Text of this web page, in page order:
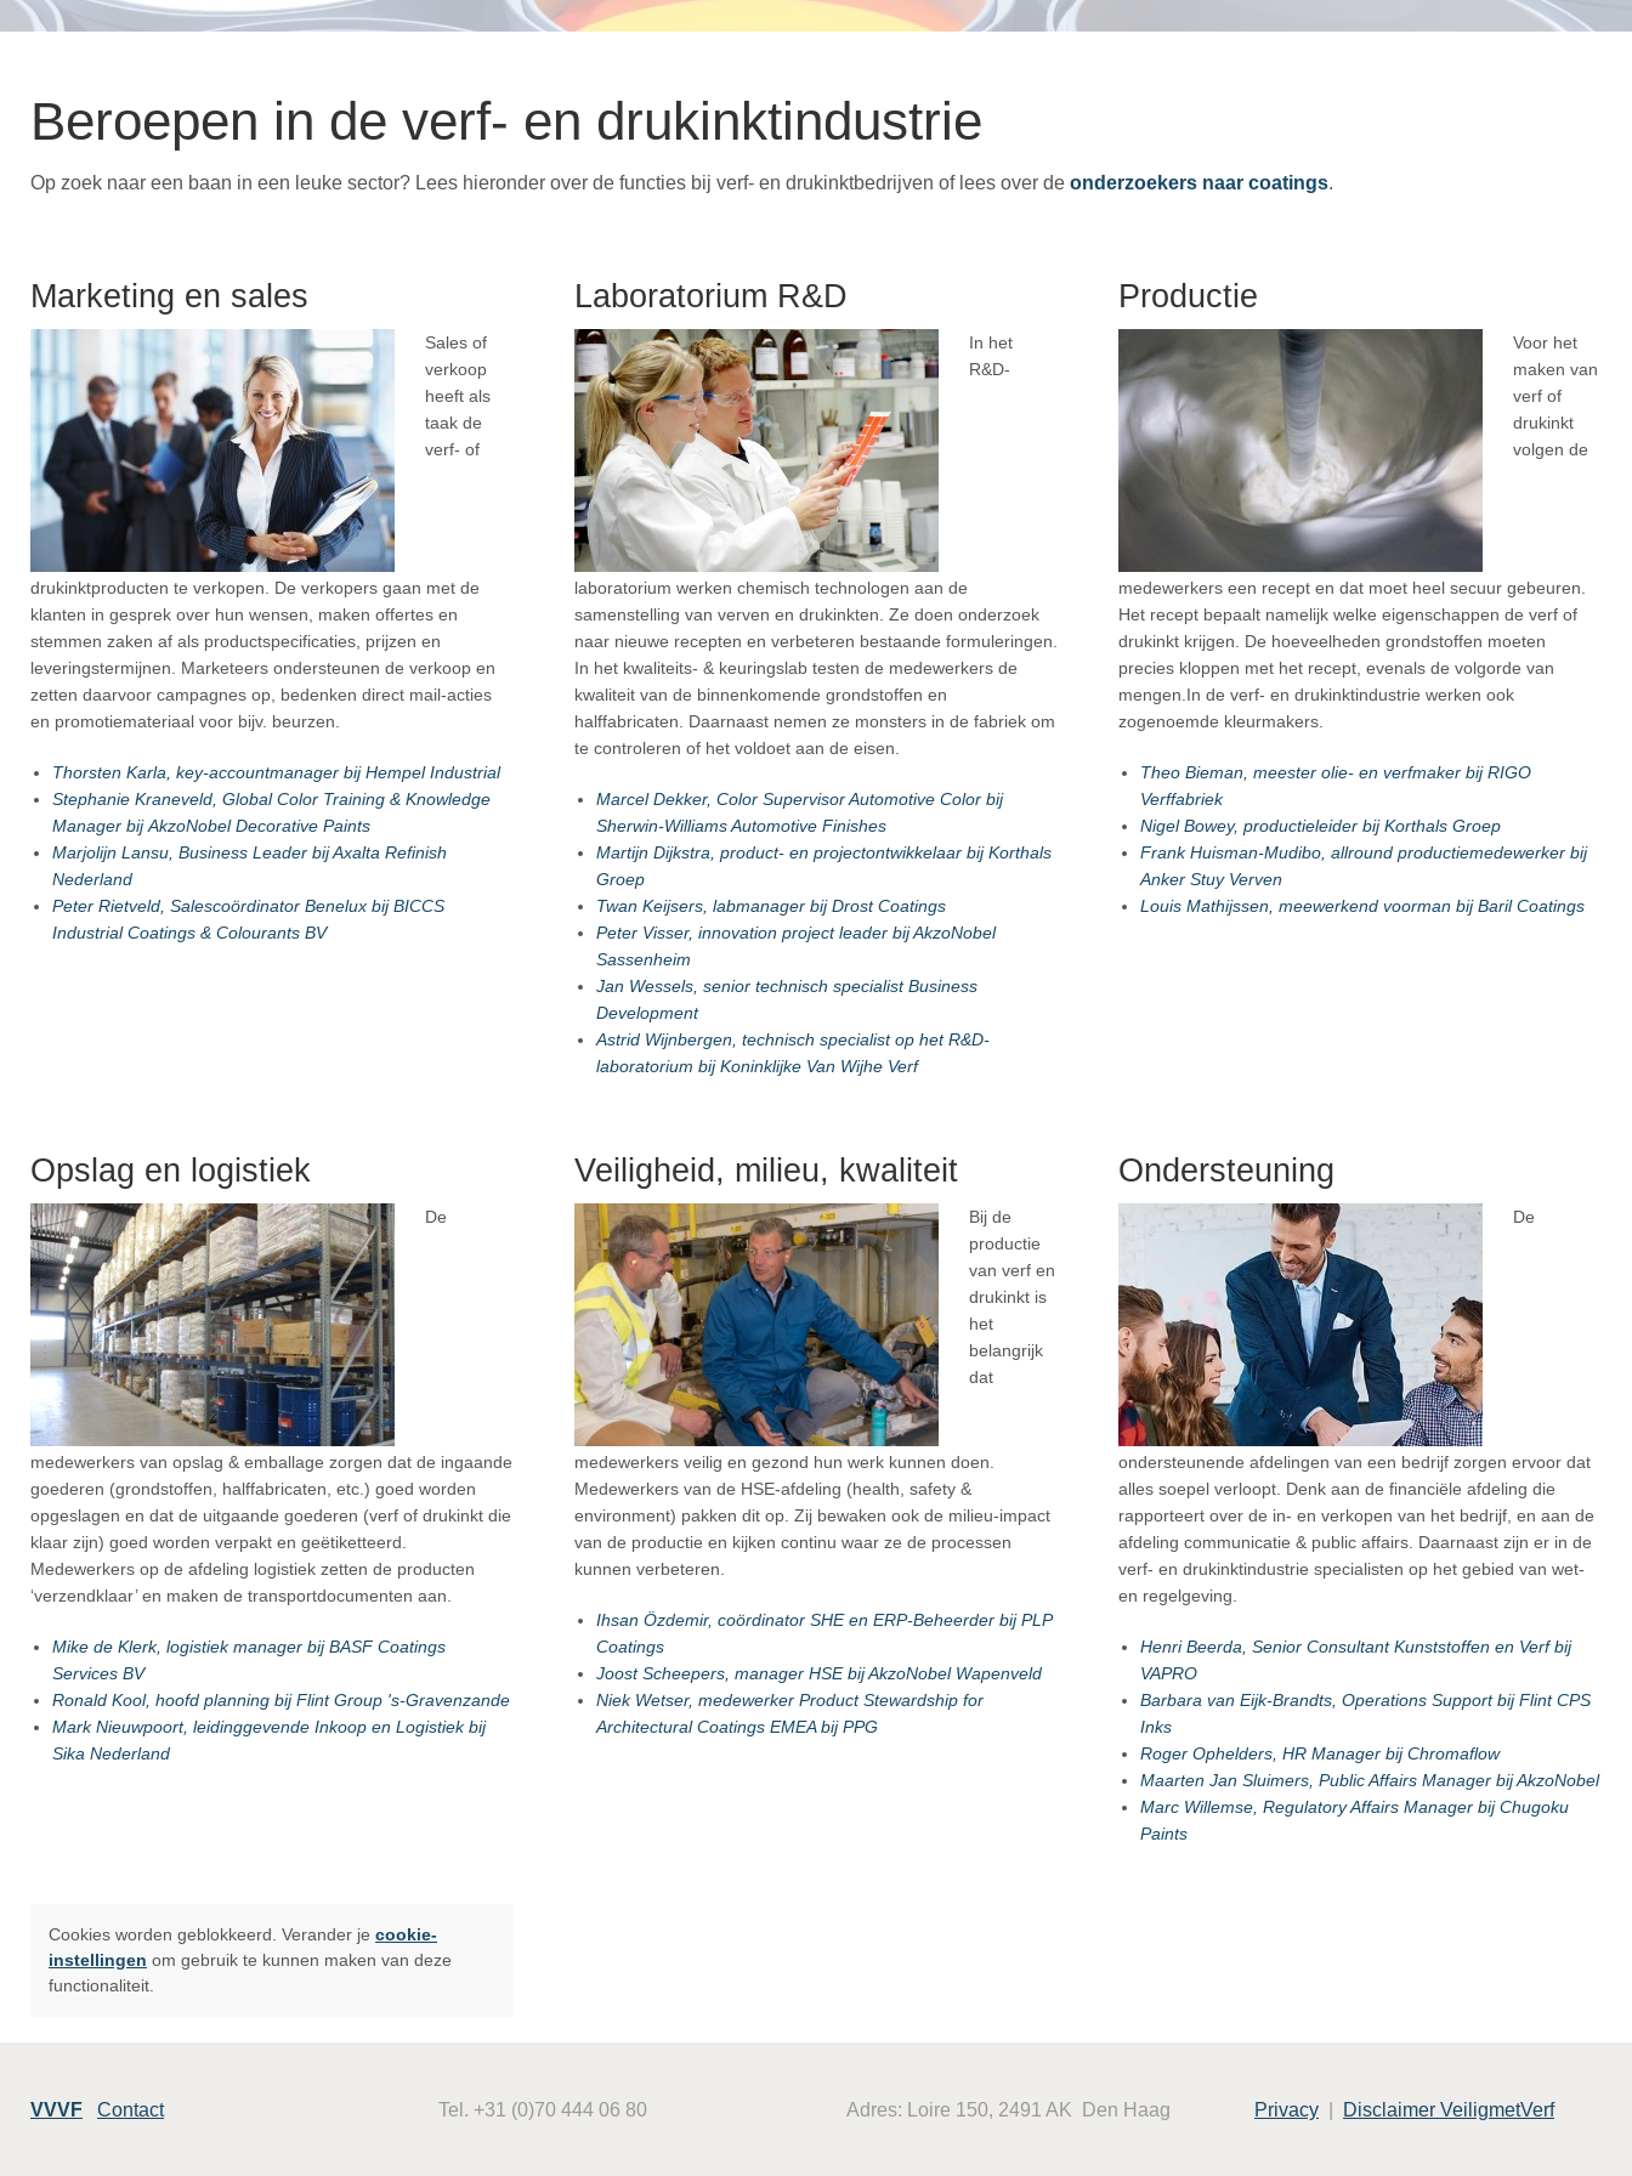
Beroepen in de verf- en drukinktindustrie
Op zoek naar een baan in een leuke sector? Lees hieronder over de functies bij verf- en drukinktbedrijven of lees over de onderzoekers naar coatings.
Marketing en sales
Sales of
verkoop
heeft als
taak de
verf- of
drukinktproducten te verkopen. De verkopers gaan met de
klanten in gesprek over hun wensen, maken offertes en
stemmen zaken af als productspecificaties, prijzen en
leveringstermijnen. Marketeers ondersteunen de verkoop en
zetten daarvoor campagnes op, bedenken direct mail-acties
en promotiemateriaal voor bijv. beurzen.
Thorsten Karla, key-accountmanager bij Hempel Industrial
Stephanie Kraneveld, Global Color Training & Knowledge
Manager bij AkzoNobel Decorative Paints
Marjolijn Lansu, Business Leader bij Axalta Refinish
Nederland
Peter Rietveld, Salescoördinator Benelux bij BICCS
Industrial Coatings & Colourants BV
Laboratorium R&D
In het
R&D-
laboratorium werken chemisch technologen aan de
samenstelling van verven en drukinkten. Ze doen onderzoek
naar nieuwe recepten en verbeteren bestaande formuleringen.
In het kwaliteits- & keuringslab testen de medewerkers de
kwaliteit van de binnenkomende grondstoffen en
halffabricaten. Daarnaast nemen ze monsters in de fabriek om
te controleren of het voldoet aan de eisen.
Marcel Dekker, Color Supervisor Automotive Color bij
Sherwin-Williams Automotive Finishes
Martijn Dijkstra, product- en projectontwikkelaar bij Korthals
Groep
Twan Keijsers, labmanager bij Drost Coatings
Peter Visser, innovation project leader bij AkzoNobel
Sassenheim
Jan Wessels, senior technisch specialist Business
Development
Astrid Wijnbergen, technisch specialist op het R&D-
laboratorium bij Koninklijke Van Wijhe Verf
Productie
Voor het
maken van
verf of
drukinkt
volgen de
medewerkers een recept en dat moet heel secuur gebeuren.
Het recept bepaalt namelijk welke eigenschappen de verf of
drukinkt krijgen. De hoeveelheden grondstoffen moeten
precies kloppen met het recept, evenals de volgorde van
mengen.In de verf- en drukinktindustrie werken ook
zogenoemde kleurmakers.
Theo Bieman, meester olie- en verfmaker bij RIGO
Verffabriek
Nigel Bowey, productieleider bij Korthals Groep
Frank Huisman-Mudibo, allround productiemedewerker bij
Anker Stuy Verven
Louis Mathijssen, meewerkend voorman bij Baril Coatings
Opslag en logistiek
De
medewerkers van opslag & emballage zorgen dat de ingaande
goederen (grondstoffen, halffabricaten, etc.) goed worden
opgeslagen en dat de uitgaande goederen (verf of drukinkt die
klaar zijn) goed worden verpakt en geëtiketteerd.
Medewerkers op de afdeling logistiek zetten de producten
‘verzendklaar’ en maken de transportdocumenten aan.
Mike de Klerk, logistiek manager bij BASF Coatings
Services BV
Ronald Kool, hoofd planning bij Flint Group 's-Gravenzande
Mark Nieuwpoort, leidinggevende Inkoop en Logistiek bij
Sika Nederland
Veiligheid, milieu, kwaliteit
Bij de
productie
van verf en
drukinkt is
het
belangrijk
dat
medewerkers veilig en gezond hun werk kunnen doen.
Medewerkers van de HSE-afdeling (health, safety &
environment) pakken dit op. Zij bewaken ook de milieu-impact
van de productie en kijken continu waar ze de processen
kunnen verbeteren.
Ihsan Özdemir, coördinator SHE en ERP-Beheerder bij PLP
Coatings
Joost Scheepers, manager HSE bij AkzoNobel Wapenveld
Niek Wetser, medewerker Product Stewardship for
Architectural Coatings EMEA bij PPG
Ondersteuning
De
ondersteunende afdelingen van een bedrijf zorgen ervoor dat
alles soepel verloopt. Denk aan de financiële afdeling die
rapporteert over de in- en verkopen van het bedrijf, en aan de
afdeling communicatie & public affairs. Daarnaast zijn er in de
verf- en drukinktindustrie specialisten op het gebied van wet-
en regelgeving.
Henri Beerda, Senior Consultant Kunststoffen en Verf bij
VAPRO
Barbara van Eijk-Brandts, Operations Support bij Flint CPS
Inks
Roger Ophelders, HR Manager bij Chromaflow
Maarten Jan Sluimers, Public Affairs Manager bij AkzoNobel
Marc Willemse, Regulatory Affairs Manager bij Chugoku
Paints
Cookies worden geblokkeerd. Verander je cookie-
instellingen om gebruik te kunnen maken van deze
functionaliteit.
VVVF Contact Tel. +31 (0)70 444 06 80 Adres: Loire 150, 2491 AK Den Haag Privacy Disclaimer VeiligmetVerf